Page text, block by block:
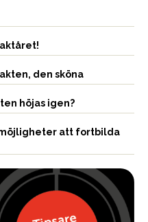
den sköna
höjas igen?
möjligheter att fortbilda